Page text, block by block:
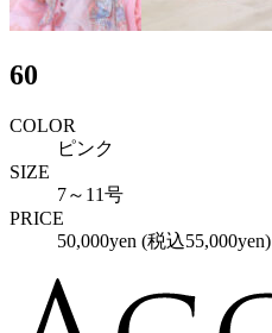
60
COLOR
ピンク
SIZE
7～11号
PRICE
50,000yen (税込55,000yen)